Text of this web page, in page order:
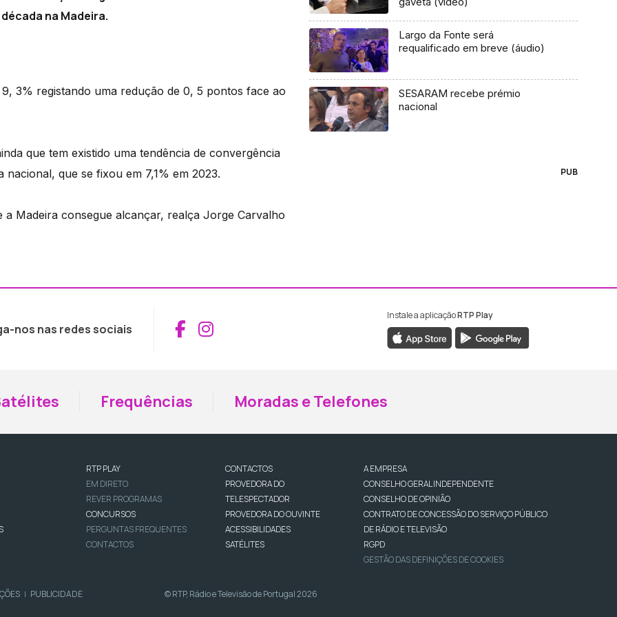
na Madeira.
3% registando uma redução de 0, 5 pontos face ao
que tem existido uma tendência de convergência
que se fixou em 7,1% em 2023.
Madeira consegue alcançar, realça Jorge Carvalho
Largo da Fonte será
requalificado em breve (áudio)
SESARAM recebe prémio
nacional
PUB
nos nas redes sociais Aceder ao Facebook da RTP Madeira
Aceder ao Instagram da RTP Madeira
Instale a aplicaçãoRTP Play
Frequências Moradas e Telefones
RTP PLAY
EM DIRETO
REVER PROGRAMAS
CONCURSOS
PERGUNTAS FREQUENTES
CONTACTOS
CONTACTOS
PROVEDORA DO
TELESPECTADOR
PROVEDORA DO OUVINTE
ACESSIBILIDADES
SATÉLITES
A EMPRESA
CONSELHO GERAL INDEPENDENTE
CONSELHO DE OPINIÃO
CONTRATO DE CONCESSÃO DO SERVIÇO PÚBLICO
DE RÁDIO E TELEVISÃO
RGPD
GESTÃO DAS DEFINIÇÕES DE COOKIES
| PUBLICIDADE © RTP, Rádio e Televisão de Portugal 2026